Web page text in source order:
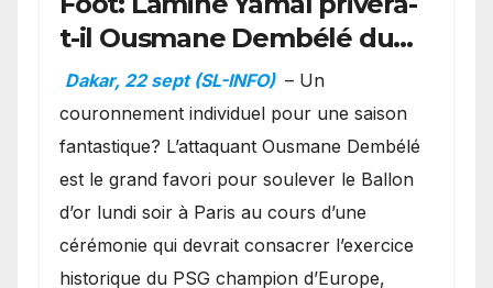
t-il Ousmane Dembélé du
Ballon d’or ?
Dakar, 22 sept (SL-INFO) – Un
couronnement individuel pour une saison
fantastique? L’attaquant Ousmane Dembélé
est le grand favori pour soulever le Ballon
d’or lundi soir à Paris au cours d’une
cérémonie qui devrait consacrer l’exercice
historique du PSG champion d’Europe,